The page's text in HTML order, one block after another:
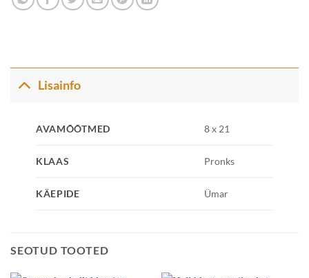
Lisainfo
AVAMÕÕTMED 8 x 21
KLAAS Pronks
KÄEPIDE Ümar
SEOTUD TOOTED